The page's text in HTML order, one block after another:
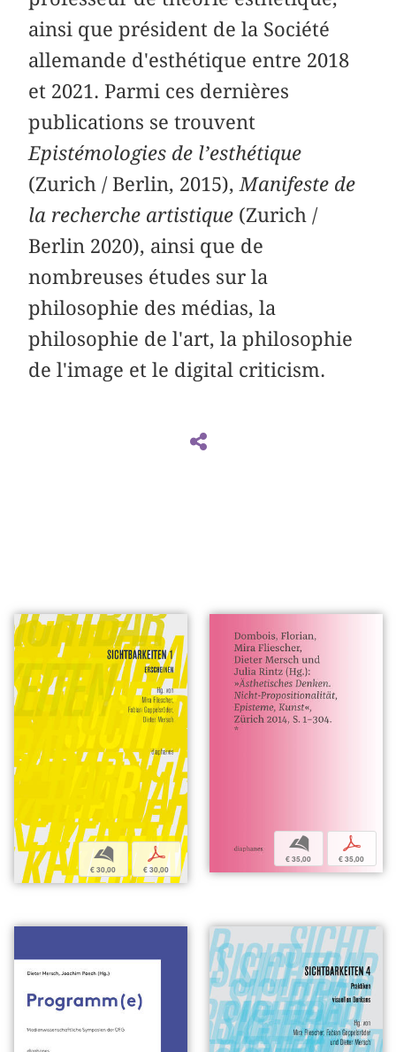
ainsi que président de la Société
allemande d'esthétique entre 2018
et 2021. Parmi ces dernières
publications se trouvent
Epistémologies de l’esthétique
(Zurich / Berlin, 2015), Manifeste de
la recherche artistique (Zurich /
Berlin 2020), ainsi que de
nombreuses études sur la
philosophie des médias, la
philosophie de l'art, la philosophie
de l'image et le digital criticism.
b
€ 30,00
p
€ 30,00
b
€ 35,00
p
€ 35,00